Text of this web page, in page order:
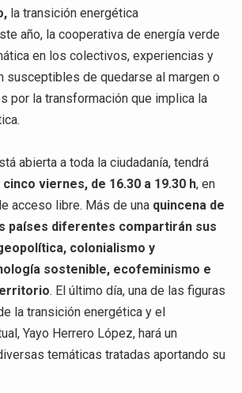
la transición energética
año, la cooperativa de energía verde
en los colectivos, experiencias y
susceptibles de quedarse al margen o
por la transformación que implica la
abierta a toda la ciudadanía, tendrá
cinco viernes, de 16.30 a 19.30 h, en
acceso libre. Más de una quincena de
países diferentes compartirán sus
colonialismo y
sostenible, ecofeminismo e
. El último día, una de las figuras
la transición energética y el
Yayo Herrero López, hará un
temáticas tratadas aportando su